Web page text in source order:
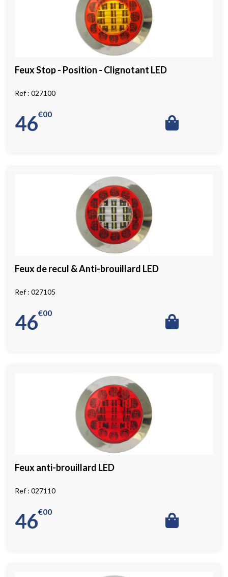
Feux Stop - Position - Clignotant LED
027100
46 00
€
Feux de recul & Anti-brouillard LED
027105
46 00
€
Feux anti-brouillard LED
027110
46 00
€